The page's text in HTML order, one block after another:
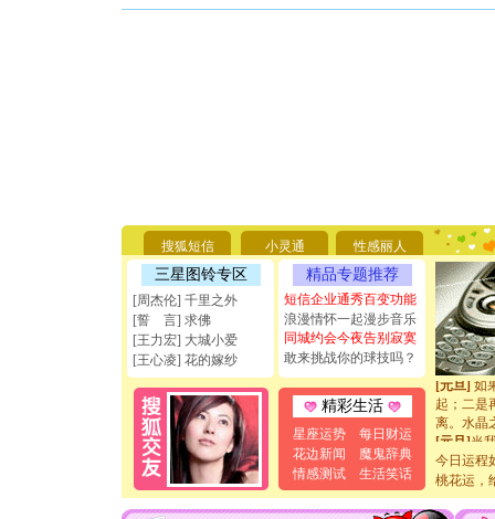
搜狐短信 小灵通 性感丽人
三星图铃专区
[周杰伦] 千里之外
[誓 言] 求佛
[王力宏] 大城小爱
[王心凌] 花的嫁纱
精品专题推荐
短信企业通秀百变功能
浪漫情怀一起漫步音乐
同城约会今夜告别寂寞
敢来挑战你的球技吗？
精彩生活
星座运势
每日财运
花边新闻
魔鬼辞典
情感测试
生活笑话
[圣诞节]
能正大
天都要快
[圣诞节]
如意,快
[元旦]看
断电。爱
你是我专
[元旦]如
起；二是
离。水晶
[元旦] 当
泣，这
卖了。水
[春节]风
颜！冬去
今日运程
桃花运，